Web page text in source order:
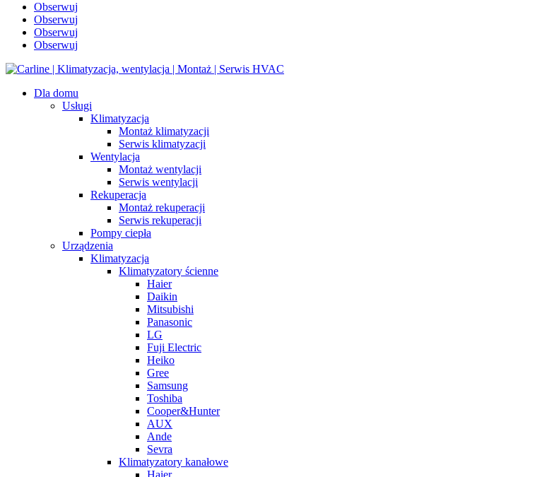
Obserwuj
Obserwuj
Obserwuj
Obserwuj
Dla domu
Usługi
Klimatyzacja
Montaż klimatyzacji
Serwis klimatyzacji
Wentylacja
Montaż wentylacji
Serwis wentylacji
Rekuperacja
Montaż rekuperacji
Serwis rekuperacji
Pompy ciepła
Urządzenia
Klimatyzacja
Klimatyzatory ścienne
Haier
Daikin
Mitsubishi
Panasonic
LG
Fuji Electric
Heiko
Gree
Samsung
Toshiba
Cooper&Hunter
AUX
Ande
Sevra
Klimatyzatory kanałowe